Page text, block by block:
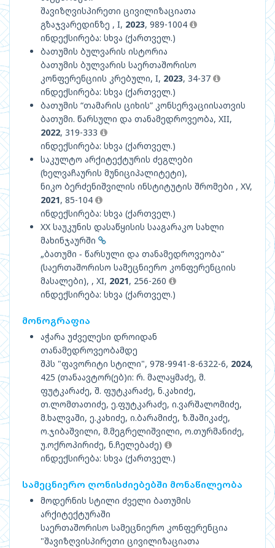
შავიზღვისპირეთი ცივილიზაციათა
გზაჯვარედინზე , I, 2023, 989-1004
ინდექსირება: სხვა (ქართველ.)
ბათუმის ბულვარის ისტორია
ბათუმის ბულვარის საერთაშორისო
კონფერენციის კრებული, I, 2023, 34-37
ინდექსირება: სხვა (ქართველ.)
ბათუმის “თამარის ციხის” კონსერვაციისათვის
ბათუმი. წარსული და თანამედროვეობა, XII,
2022, 319-333
ინდექსირება: სხვა (ქართველ.)
საკულტო არქიტექტურის ძეგლები
(ხელვაჩაურის მუნიციპალიტეტი),
ნიკო ბერძენიშვილის ინსტიტუტის შრომები , XV,
2021, 85-104
ინდექსირება: სხვა (ქართველ.)
XX საუკუნის დასაწყისის სააგარაკო სახლი
მახინჯაურში
„ბათუმი − წარსული და თანამედროვეობა“
(საერთაშორისო სამეცნიერო კონფერენციის
მასალები), , XI, 2021, 256-260
ინდექსირება: სხვა (ქართველ.)
მონოგრაფია
აჭარა უძველესი დროიდან
თანამედროვეობამდე
შპს "ფავორიტი სტილი", 978-9941-8-6322-6, 2024,
425 (თანაავტორ(ებ)ი: რ. მალაყმაძე, მ.
ფუტკარაძე, შ. ფუტკარაძე, ნ.კახიძე,
თ.ლომთათიძე, ე.ფუტკარაძე, ი.ვარშალომიძე,
მ.ხალვაში, ე.კახიძე, ი.ბარამიძე, ზ.შაშიკაძე,
ო.ჯიბაშვილი, მ.მეგრელიშვილი, ო.თურმანიძე,
უ.ოქროპირიძე, ნ.ჩელებაძე)
ინდექსირება: სხვა (ქართველ.)
სამეცნიერო ღონისძიებებში მონაწილეობა
მოდერნის სტილი ძველი ბათუმის
არქიტექტურაში
საერთაშორისო სამეცნიერო კონფერენცია
"შავიზღვისპირეთი ცივილიზაციათა